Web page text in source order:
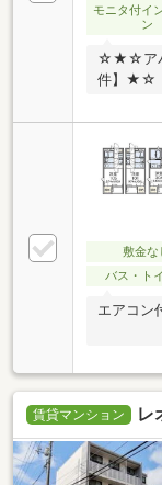
モニタ付イ
ン
☆★☆アパ
件】★☆
敷金な
バス・ト
エアコン
賃貸マンション レ